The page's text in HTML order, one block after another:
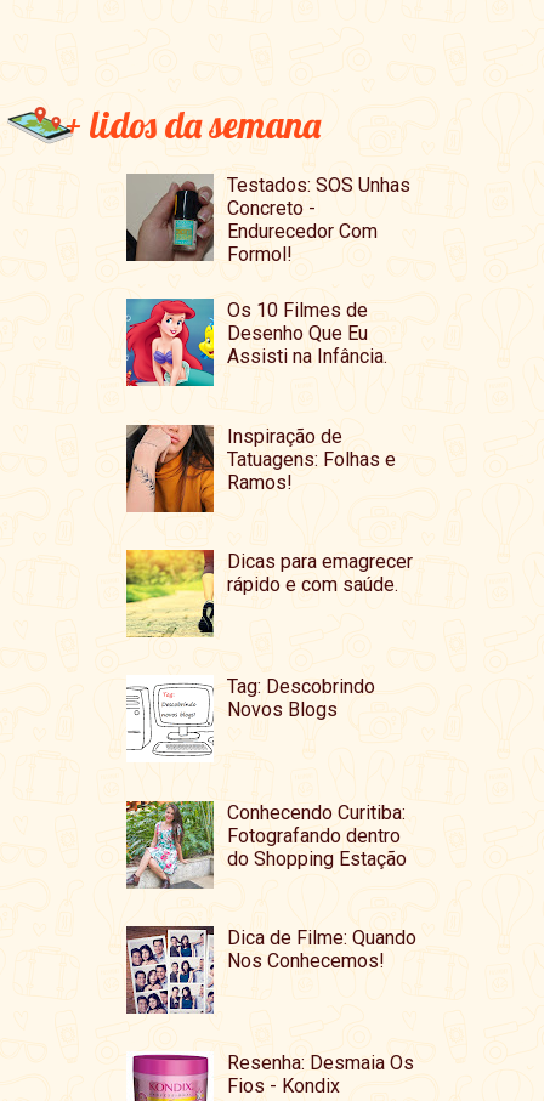
+ lidos da semana
Testados: SOS Unhas
Concreto -
Endurecedor Com
Formol!
Os 10 Filmes de
Desenho Que Eu
Assisti na Infância.
Inspiração de
Tatuagens: Folhas e
Ramos!
Dicas para emagrecer
rápido e com saúde.
Tag: Descobrindo
Novos Blogs
Conhecendo Curitiba:
Fotografando dentro
do Shopping Estação
Dica de Filme: Quando
Nos Conhecemos!
Resenha: Desmaia Os
Fios - Kondix